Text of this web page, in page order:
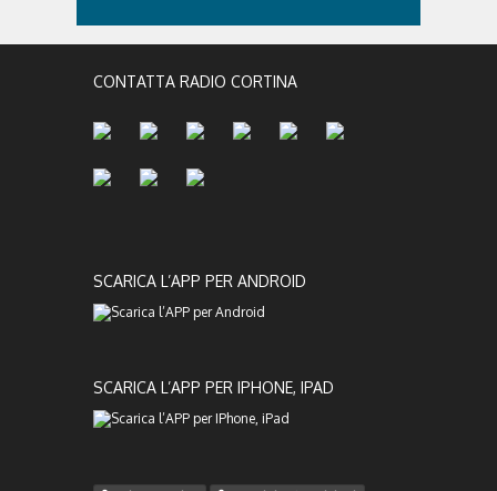
CONTATTA RADIO CORTINA
SCARICA L’APP PER ANDROID
SCARICA L’APP PER IPHONE, IPAD